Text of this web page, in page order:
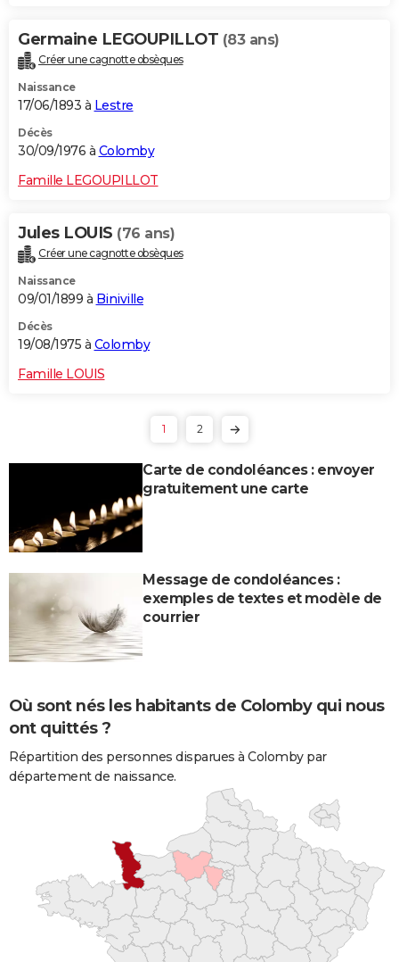
Germaine LEGOUPILLOT (83 ans)
Créer une cagnotte obsèques
Naissance
17/06/1893 à Lestre
Décès
30/09/1976 à Colomby
Famille LEGOUPILLOT
Jules LOUIS (76 ans)
Créer une cagnotte obsèques
Naissance
09/01/1899 à Biniville
Décès
19/08/1975 à Colomby
Famille LOUIS
1 2
Carte de condoléances : envoyer
gratuitement une carte
Message de condoléances :
exemples de textes et modèle de
courrier
Où sont nés les habitants de Colomby qui nous
ont quittés ?
Répartition des personnes disparues à Colomby par
département de naissance.